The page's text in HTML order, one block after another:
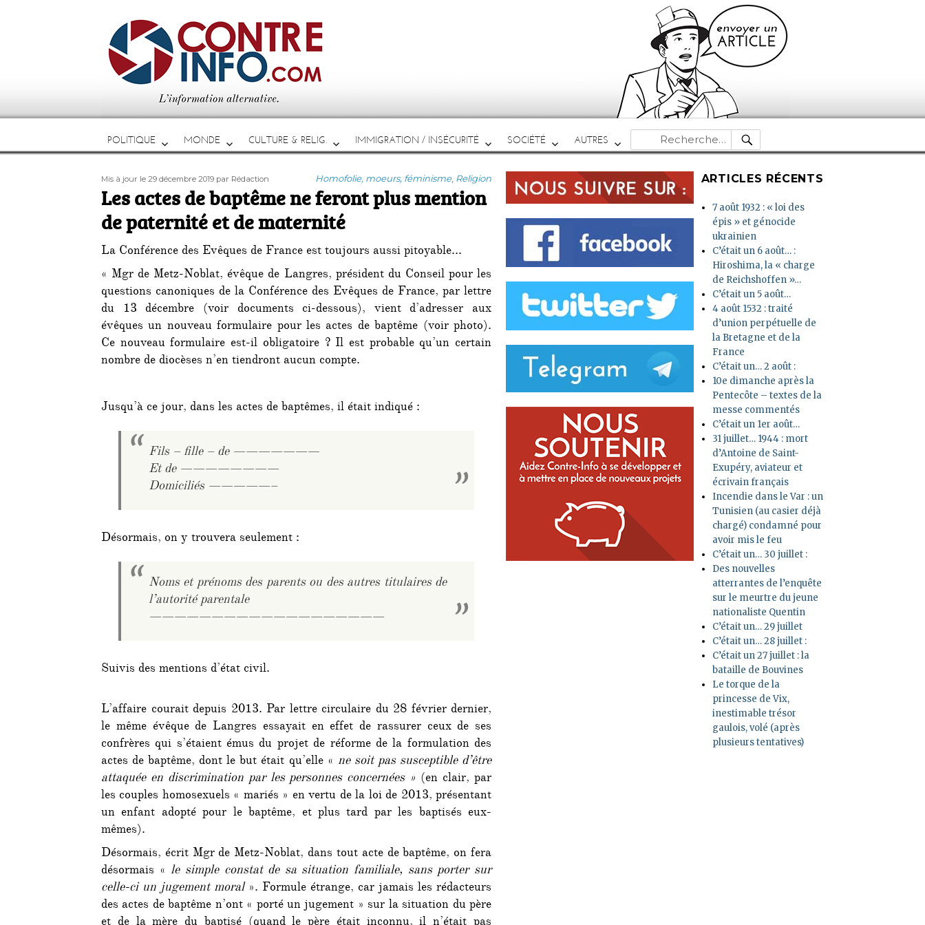
POLITIQUE MONDE CULTURE & RELIG. IMMIGRATION / INSÉCURITÉ SOCIÉTÉ AUTRES
Recherche
pour :
RECHERCHE
Publié
le
Mis à jour le 29 décembre 2019 Auteur
par Rédaction Catégories
Homofolie, moeurs, féminisme, Religion
Les actes de baptême ne feront plus mention
de paternité et de maternité
La Conférence des Evêques de France est toujours aussi pitoyable…
« Mgr de Metz-Noblat, évêque de Langres, président du Conseil pour les
questions canoniques de la Conférence des Evêques de France, par lettre
du 13 décembre (voir documents ci-dessous), vient d’adresser aux
évêques un nouveau formulaire pour les actes de baptême (voir photo).
Ce nouveau formulaire est-il obligatoire ? Il est probable qu’un certain
nombre de diocèses n’en tiendront aucun compte.
Jusqu’à ce jour, dans les actes de baptêmes, il était indiqué :
Fils – fille – de ———————
Et de ————————
Domiciliés —————–
Désormais, on y trouvera seulement :
Noms et prénoms des parents ou des autres titulaires de
l’autorité parentale
———————————————————
Suivis des mentions d’état civil.
L’affaire courait depuis 2013. Par lettre circulaire du 28 février dernier,
le même évêque de Langres essayait en effet de rassurer ceux de ses
confrères qui s’étaient émus du projet de réforme de la formulation des
actes de baptême, dont le but était qu’elle « ne soit pas susceptible d’être
attaquée en discrimination par les personnes concernées » (en clair, par
les couples homosexuels « mariés » en vertu de la loi de 2013, présentant
un enfant adopté pour le baptême, et plus tard par les baptisés eux-
mêmes).
Désormais, écrit Mgr de Metz-Noblat, dans tout acte de baptême, on fera
désormais « le simple constat de sa situation familiale, sans porter sur
celle-ci un jugement moral». Formule étrange, car jamais les rédacteurs
des actes de baptême n’ont « porté un jugement » sur la situation du père
ARTICLES RÉCENTS
7 août 1932 : « loi des
épis » et génocide
ukrainien
C’était un 6 août… :
Hiroshima, la « charge
de Reichshoffen »…
C’était un 5 août…
4 août 1532 : traité
d’union perpétuelle de
la Bretagne et de la
France
C’était un… 2 août :
10e dimanche après la
Pentecôte – textes de la
messe commentés
C’était un 1er août…
31 juillet… 1944 : mort
d’Antoine de Saint-
Exupéry, aviateur et
écrivain français
Incendie dans le Var : un
Tunisien (au casier déjà
chargé) condamné pour
avoir mis le feu
C’était un… 30 juillet :
Des nouvelles
atterrantes de l’enquête
sur le meurtre du jeune
nationaliste Quentin
C’était un… 29 juillet
C’était un… 28 juillet :
C’était un 27 juillet : la
bataille de Bouvines
Le torque de la
princesse de Vix,
inestimable trésor
gaulois, volé (après
plusieurs tentatives)